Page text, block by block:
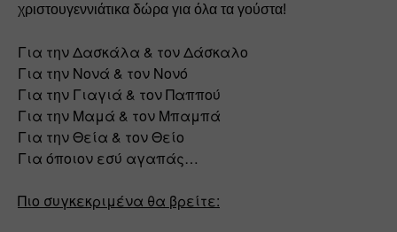
χριστουγεννιάτικα δώρα για όλα τα γούστα!
Για την Δασκάλα & τον Δάσκαλο
Για την Νονά & τον Νονό
Για την Γιαγιά & τον Παππού
Για την Μαμά & τον Μπαμπά
Για την Θεία & τον Θείο
Για όποιον εσύ αγαπάς…
Πιο συγκεκριμένα θα βρείτε: